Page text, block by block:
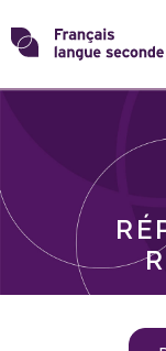
Skip
toTransformons
langue
THÈMES